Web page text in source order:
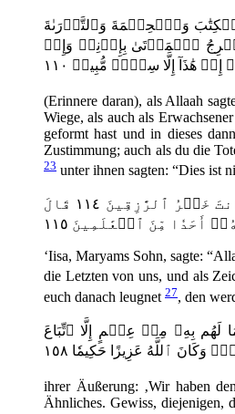
وَٱلۡحِكۡمَةَ وَٱلتَّوۡرَىٰةَ
ٱلۡمَوۡتَىٰ بِإِذۡنِيۖ وَإِذۡ
هَٰذَآ إِلَّا سِحۡرٞ مُّبِينٞ ١١٠
(Erinnere daran), als Allaah
Wiege, als auch als
geformt hast und in dieses
Zustimmung; auch als du die
23 unter ihnen sagten: “Dies ist
قَالَ عِيسَى ٱبۡنُ مَرۡيَمَ ٱللَّهُمَّ رَبَّنَآ أَنزِلۡ عَلَيۡنَا مَآئِدَةٗ مِّنَ ٱلسَّمَآءِ تَكُونُ لَنَا عِيدٗا لِّأَوَّلِنَا وَءَاخِرِنَا وَءَايَةٗ مِّنكَۖ وَٱرۡزُقۡنَا وَأَنتَ خَيۡرُ ٱلرَّٰزِقِينَ ١١٤ قَالَ
مِّنَ ٱلۡعَٰلَمِينَ ١١٥
‘Iisa, Maryams Sohn, sagte:
die Letzten von uns, und als
euch danach leugnet 27, den
بِهِۦ مِنۡ عِلۡمٍ إِلَّا ٱتِّبَاعَ
ihrer Äußerung: ‚Wir haben
Ähnliches. Gewiss, diejenigen,